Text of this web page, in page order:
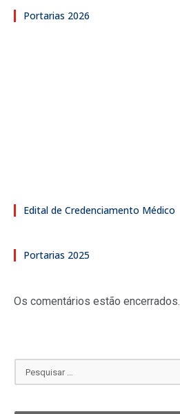
Portarias 2026
Edital de Credenciamento Médico
Portarias 2025
Os comentários estão encerrados.